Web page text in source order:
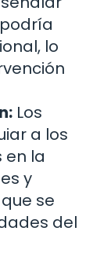
lo
Los
a los
en la
y
se
del